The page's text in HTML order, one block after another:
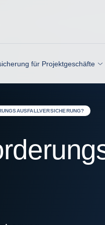
für Projektgeschäfte